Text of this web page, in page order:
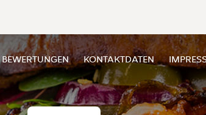
BEWERTUNGEN KONTAKTDATEN